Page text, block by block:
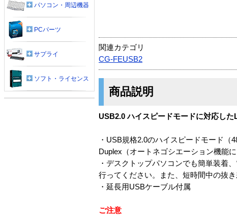
関連カテゴリ
CG-FEUSB2
商品説明
USB2.0 ハイスピードモードに対応し
・USB規格2.0のハイスピードモード
Duplex（オートネゴシエーション機能
・デスクトップパソコンでも簡単装着
行ってください。また、短時間中の抜
・延長用USBケーブル付属
ご注意
パソコン・周辺機器
PCパーツ
サプライ
ソフト・ライセンス